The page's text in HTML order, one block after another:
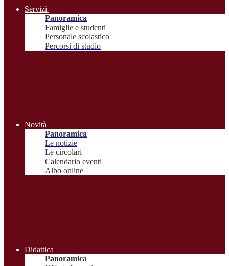
Servizi
Panoramica
Famiglie e studenti
Personale scolastico
Percorsi di studio
Novità
Panoramica
Le notizie
Le circolari
Calendario eventi
Albo online
Didattica
Panoramica